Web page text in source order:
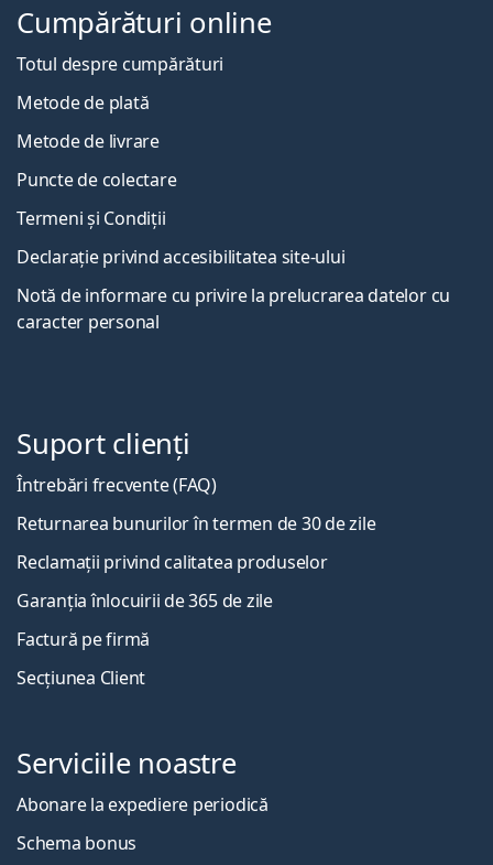
Cumpărături online
Totul despre cumpărături
Metode de plată
Metode de livrare
Puncte de colectare
Termeni și Condiții
Declarație privind accesibilitatea site-ului
Notă de informare cu privire la prelucrarea datelor cu
caracter personal
Suport clienți
Întrebări frecvente (FAQ)
Returnarea bunurilor în termen de 30 de zile
Reclamații privind calitatea produselor
Garanția înlocuirii de 365 de zile
Factură pe firmă
Secțiunea Client
Serviciile noastre
Abonare la expediere periodică
Schema bonus